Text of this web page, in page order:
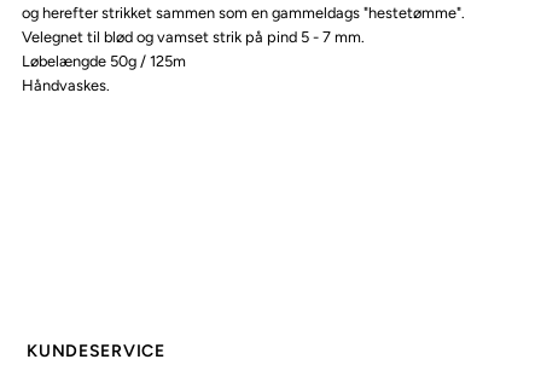
og herefter strikket sammen som en gammeldags "hestetømme".
Velegnet til blød og vamset strik på pind 5 - 7 mm.
Løbelængde 50g / 125m
Håndvaskes.
KUNDESERVICE